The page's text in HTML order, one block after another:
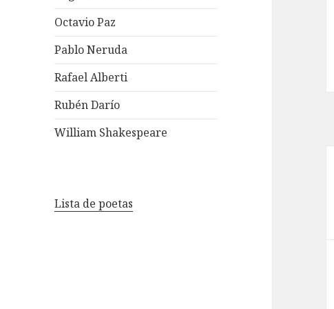
Octavio Paz
Pablo Neruda
Rafael Alberti
Rubén Darío
William Shakespeare
Lista de poetas